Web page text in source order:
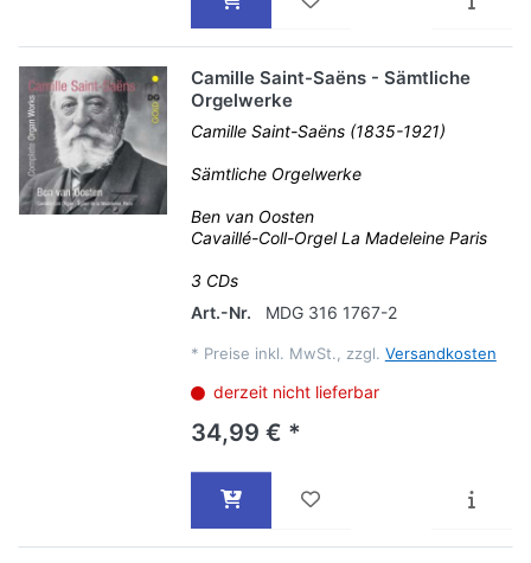
Camille Saint-Saëns - Sämtliche
Orgelwerke
Camille Saint-Saëns (1835-1921)
Sämtliche Orgelwerke
Ben van Oosten
Cavaillé-Coll-Orgel La Madeleine Paris
3 CDs
Art.-Nr.
MDG 316 1767-2
* Preise inkl. MwSt., zzgl. Versandkosten
derzeit nicht lieferbar
34,99 € *